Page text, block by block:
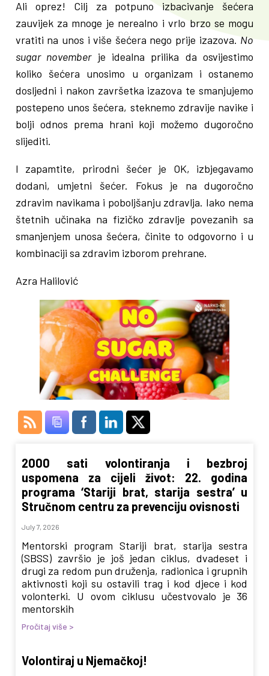
Ali oprez! Cilj za potpuno izbacivanje šećera
zauvijek za mnoge je nerealno i vrlo brzo se mogu
vratiti na unos i više šećera nego prije izazova. No
sugar novemberje idealna prilika da osvijestimo
koliko šećera unosimo u organizam i ostanemo
dosljedni i nakon završetka izazova te smanjujemo
postepeno unos šećera, steknemo zdravije navike i
bolji odnos prema hrani koji možemo dugoročno
slijediti.
I zapamtite, prirodni šećer je OK, izbjegavamo
dodani, umjetni šećer. Fokus je na dugoročno
zdravim navikama i poboljšanju zdravlja. Iako nema
štetnih učinaka na fizičko zdravlje povezanih sa
smanjenjem unosa šećera, činite to odgovorno i u
kombinaciji sa zdravim izborom prehrane.
Azra Halilović
2000 sati volontiranja i bezbroj
uspomena za cijeli život: 22. godina
programa ‘Stariji brat, starija sestra’ u
Stručnom centru za prevenciju ovisnosti
July 7, 2026
Mentorski program Stariji brat, starija sestra
(SBSS) završio je još jedan ciklus, dvadeset i
drugi za redom pun druženja, radionica i grupnih
aktivnosti koji su ostavili trag i kod djece i kod
volonterki. U ovom ciklusu učestvovalo je 36
mentorskih
Pročitaj više >
Volontiraj u Njemačkoj!